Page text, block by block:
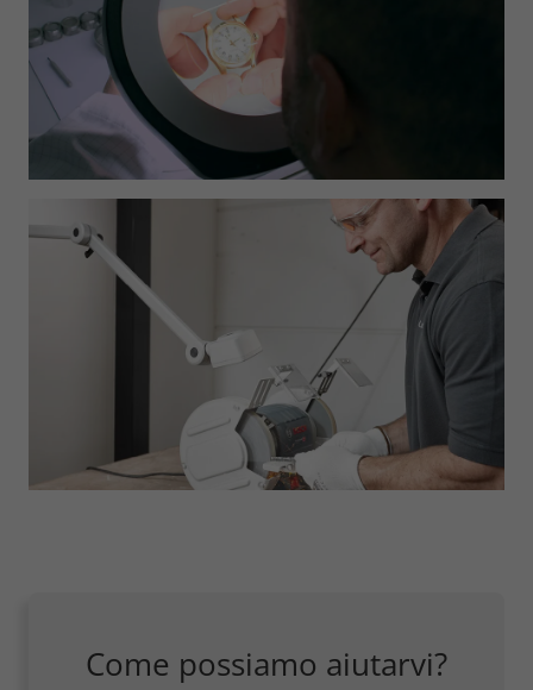
Come possiamo aiutarvi?